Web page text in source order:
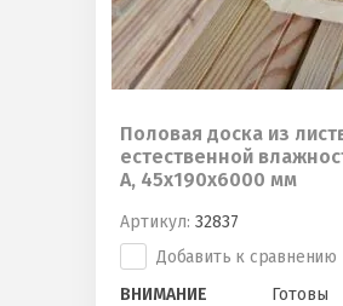
Половая доска из
естественной
А, 45х190х6000 мм
Артикул: 32837
Добавить к сравнению
ВНИМАНИЕ
Готовы